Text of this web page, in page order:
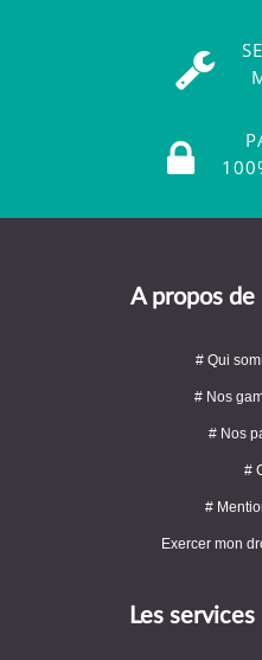
A propos de
# Qui
# Nos
# Nos
#
#
Exercer mon
Les